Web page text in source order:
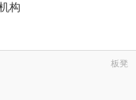
构
板凳